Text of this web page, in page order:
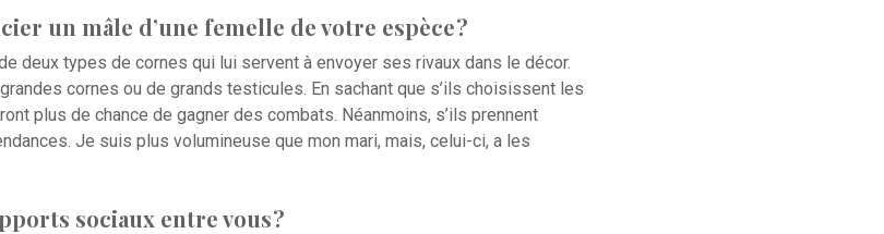
un mâle d’une femelle de votre espèce ?
deux types de cornes qui lui servent à envoyer ses rivaux dans le décor.
cornes ou de grands testicules. En sachant que s’ils choisissent les
plus de chance de gagner des combats. Néanmoins, s’ils prennent
Je suis plus volumineuse que mon mari, mais, celui-ci, a les
sociaux entre vous ?